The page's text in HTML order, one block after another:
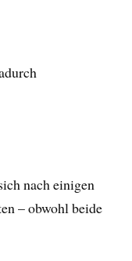
nach einigen
– obwohl beide